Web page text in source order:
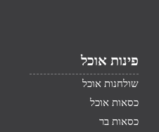
פינות אוכל
שולחנות אוכל
כסאות אוכל
כסאות בר